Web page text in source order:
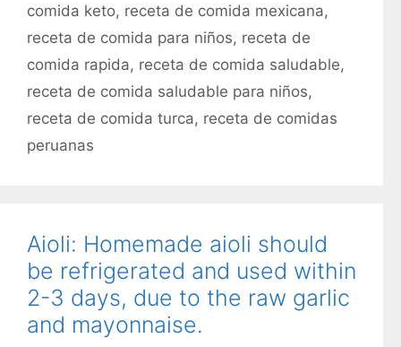
s
comida keto, receta de comida mexicana,
receta de comida para niños, receta de
comida rapida, receta de comida saludable,
receta de comida saludable para niños,
receta de comida turca, receta de comidas
peruanas
Aioli: Homemade aioli should
be refrigerated and used within
2-3 days, due to the raw garlic
and mayonnaise.